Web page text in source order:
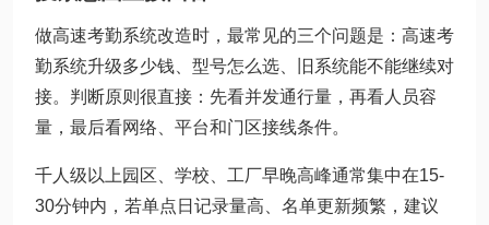
做高速考勤系统改造时，最常见的三个问题是：高速考
勤系统升级多少钱、型号怎么选、旧系统能不能继续对
接。判断原则很直接：先看并发通行量，再看人员容
量，最后看网络、平台和门区接线条件。
千人级以上园区、学校、工厂早晚高峰通常集中在15-
30分钟内，若单点日记录量高、名单更新频繁，建议